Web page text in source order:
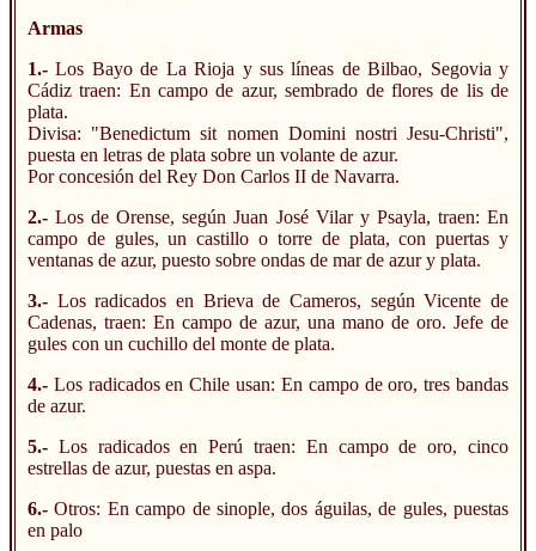
Armas
1.- Los Bayo de La Rioja y sus líneas de Bilbao, Segovia y
Cádiz traen: En campo de azur, sembrado de flores de lis de
plata.
Divisa: "Benedictum sit nomen Domini nostri Jesu-Christi",
puesta en letras de plata sobre un volante de azur.
Por concesión del Rey Don Carlos II de Navarra.
2.- Los de Orense, según Juan José Vilar y Psayla, traen: En
campo de gules, un castillo o torre de plata, con puertas y
ventanas de azur, puesto sobre ondas de mar de azur y plata.
3.- Los radicados en Brieva de Cameros, según Vicente de
Cadenas, traen: En campo de azur, una mano de oro. Jefe de
gules con un cuchillo del monte de plata.
4.- Los radicados en Chile usan: En campo de oro, tres bandas
de azur.
5.- Los radicados en Perú traen: En campo de oro, cinco
estrellas de azur, puestas en aspa.
6.- Otros: En campo de sinople, dos águilas, de gules, puestas
en palo